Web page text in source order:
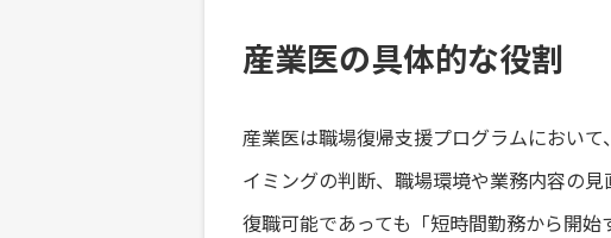
産業医の具体的な役割
産業医は職場復帰支援プログラムにおい
イミングの判断、職場環境や業務内容の見
復職可能であっても「短時間勤務から開